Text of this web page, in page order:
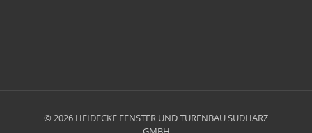
© 2026 HEIDECKE FENSTER UND TÜRENBAU SÜDHARZ